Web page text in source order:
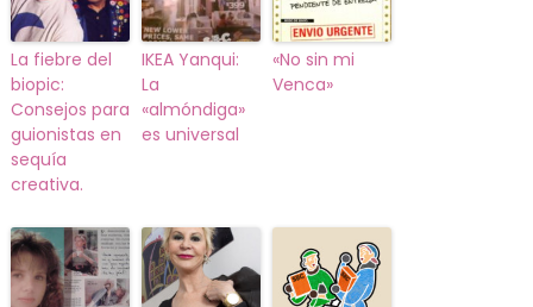
La fiebre del
biopic:
Consejos para
guionistas en
sequía
creativa.
IKEA Yanqui:
La
«almóndiga»
es universal
«No sin mi
Venca»